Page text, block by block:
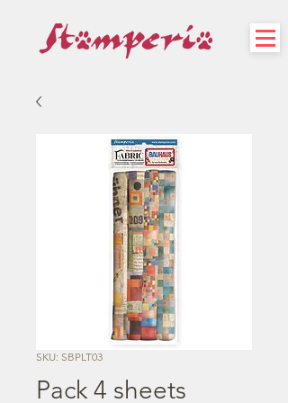
SKU: SBPLT03
Pack 4 sheets